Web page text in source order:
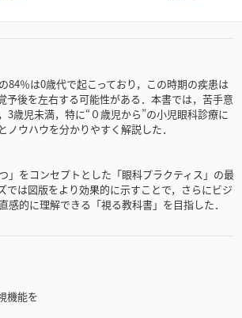
84％は0歳代で起こっており，この時期の疾患は
予後を左右する可能性がある．本書では，苦手意
3歳児未満，特に“０歳児から”の小児眼科診療に
ノウハウを分かりやすく解説した．
」をコンセプトとした「眼科プラクティス」の最
では図版をより効果的に示すことで，さらにビジ
感的に理解できる「視る教科書」を目指した．
機能を